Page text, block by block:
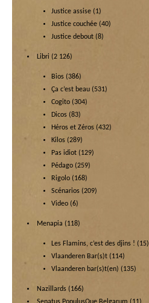
Justice assise (1)
Justice couchée (40)
Justice debout (8)
Libri (2 126)
Bios (386)
Ça c’est beau (531)
Cogito (304)
Dicos (83)
Héros et Zéros (432)
Kilos (289)
Pas idiot (129)
Pédago (259)
Rigolo (168)
Scénarios (209)
Video (6)
Menapia (118)
Les Flamins, c’est des djins ! (15)
Vlaanderen Bar(s)t (114)
Vlaanderen bar(s)t(en) (135)
Nazillards (166)